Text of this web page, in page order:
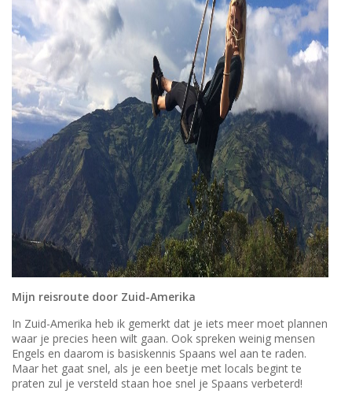
Mijn reisroute door Zuid-Amerika
In Zuid-Amerika heb ik gemerkt dat je iets meer moet plannen
waar je precies heen wilt gaan. Ook spreken weinig mensen
Engels en daarom is basiskennis Spaans wel aan te raden.
Maar het gaat snel, als je een beetje met locals begint te
praten zul je versteld staan hoe snel je Spaans verbeterd!